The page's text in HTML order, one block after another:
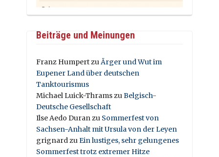
Beiträge und Meinungen
Franz HumpertzuÄrger und Wut im
Eupener Land über deutschen
Tanktourismus
Michael Luick-ThramszuBelgisch-
Deutsche Gesellschaft
Ilse Aedo Duranzu Sommerfest von
Sachsen-Anhalt mit Ursula von der Leyen
grignardzuEin lustiges, sehr gelungenes
Sommerfest trotz extremer Hitze